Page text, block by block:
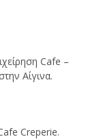
Cafe –
Αίγινα.
Creperie.